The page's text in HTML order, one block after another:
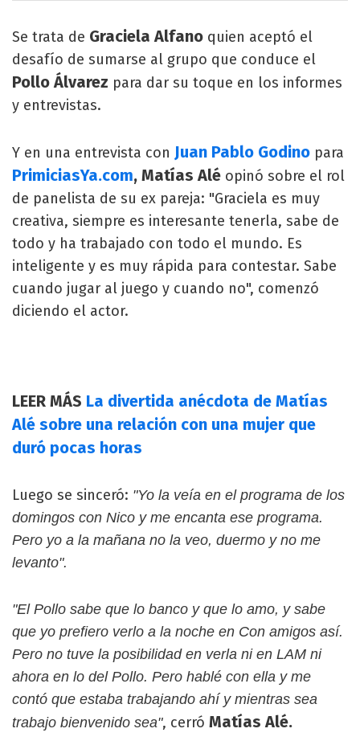
Se trata de Graciela Alfano quien aceptó el
desafío de sumarse al grupo que conduce el
Pollo Álvarez para dar su toque en los informes
y entrevistas.
Y en una entrevista con Juan Pablo Godino para
PrimiciasYa.com, Matías Alé opinó sobre el rol
de panelista de su ex pareja: "Graciela es muy
creativa, siempre es interesante tenerla, sabe de
todo y ha trabajado con todo el mundo. Es
inteligente y es muy rápida para contestar. Sabe
cuando jugar al juego y cuando no", comenzó
diciendo el actor.
LEER MÁS La divertida anécdota de Matías
Alé sobre una relación con una mujer que
duró pocas horas
Luego se sinceró: "Yo la veía en el programa de los
domingos con Nico y me encanta ese programa.
Pero yo a la mañana no la veo, duermo y no me
levanto".
"El Pollo sabe que lo banco y que lo amo, y sabe
que yo prefiero verlo a la noche en Con amigos así.
Pero no tuve la posibilidad en verla ni en LAM ni
ahora en lo del Pollo. Pero hablé con ella y me
contó que estaba trabajando ahí y mientras sea
trabajo bienvenido sea", cerró Matías Alé.